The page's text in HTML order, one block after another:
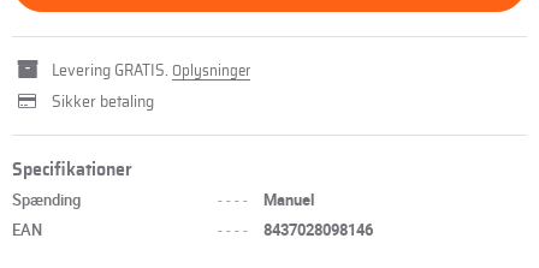
Levering GRATIS. Oplysninger
Sikker betaling
Specifikationer
Spænding ----
Manuel
EAN
---- 8437028098146